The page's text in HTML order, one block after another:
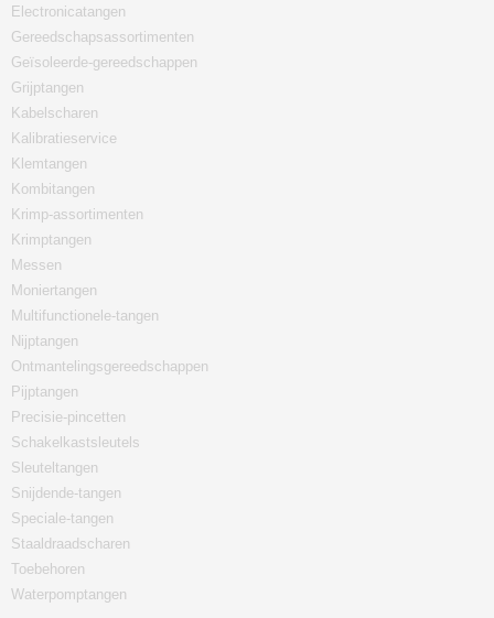
Electronicatangen
Gereedschapsassortimenten
Geïsoleerde-gereedschappen
Grijptangen
Kabelscharen
Kalibratieservice
Klemtangen
Kombitangen
Krimp-assortimenten
Krimptangen
Messen
Moniertangen
Multifunctionele-tangen
Nijptangen
Ontmantelingsgereedschappen
Pijptangen
Precisie-pincetten
Schakelkastsleutels
Sleuteltangen
Snijdende-tangen
Speciale-tangen
Staaldraadscharen
Toebehoren
Waterpomptangen